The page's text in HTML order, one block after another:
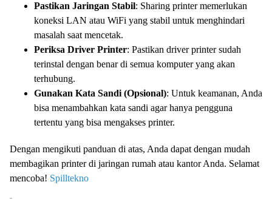
Pastikan Jaringan Stabil: Sharing printer memerlukan
koneksi LAN atau WiFi yang stabil untuk menghindari
masalah saat mencetak.
Periksa Driver Printer: Pastikan driver printer sudah
terinstal dengan benar di semua komputer yang akan
terhubung.
Gunakan Kata Sandi (Opsional): Untuk keamanan, Anda
bisa menambahkan kata sandi agar hanya pengguna
tertentu yang bisa mengakses printer.
Dengan mengikuti panduan di atas, Anda dapat dengan mudah
membagikan printer di jaringan rumah atau kantor Anda. Selamat
mencoba! Spilltekno